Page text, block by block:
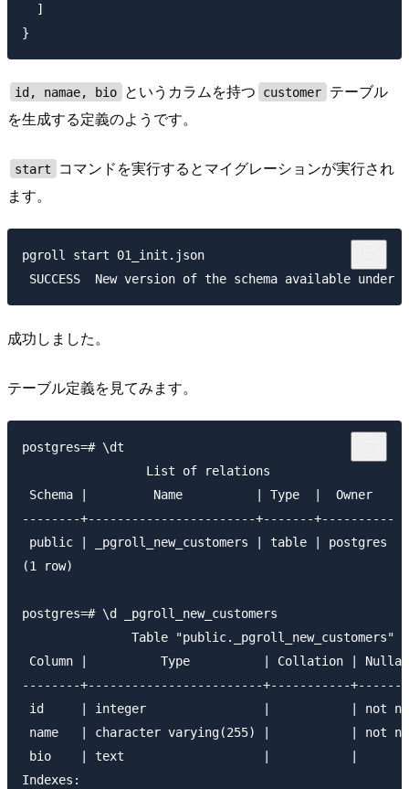
  ]
id, namae, bio というカラムを持つ customer
テーブル
を生成する定義のようです。
start
コマンドを実行するとマイグレーションが実行され
ます。
pgroll start 01_init.json
成功しました。
テーブル定義を見てみます。
postgres=# \dt
                 List of relations
Schema |         Name          | Type  |  Owner
--------+-----------------------+-------+----------
public | _pgroll_new_customers | table | postgres
(1 row)
postgres=# \d _pgroll_new_customers
               Table "public._pgroll_new_customers"
Column |          Type          | Collation |
--------+------------------------+-----------
id     | integer                |           | not
name   | character varying(255) |           | not
bio    | text                   |           |
Indexes: